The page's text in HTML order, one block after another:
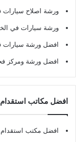
ورشة اصلاح سيارات
ورشة سيارات في
افضل ورشة سيارات
افضل ورشة ومركز
افضل مكاتب استقدام
افضل مكتب استقدام